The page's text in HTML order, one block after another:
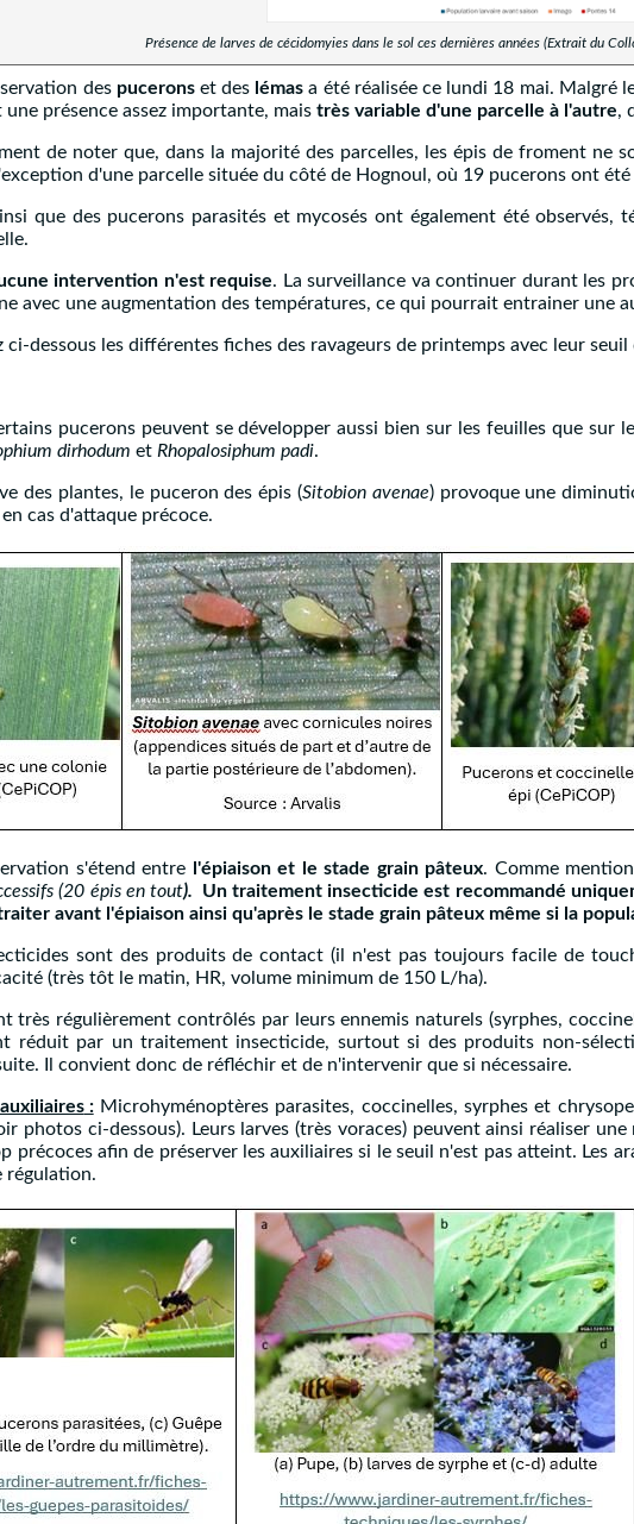
Présence de larves de cécidomyies dans le sol ces dernières années (Extrait du
des puceronset des lémas a été réalisée ce lundi 18 mai. Malgré
présence assez importante, mais très variable d'une parcelle à l'autre,
de noter que, dans la majorité des parcelles, les épis de froment ne
d'une parcelle située du côté de Hognoul, où 19 pucerons ont
que des pucerons parasités et mycosés ont également été
intervention n'est requise. La surveillance va continuer durant les
avec une augmentation des températures, ce qui pourrait entrainer une
ci-dessous les différentes fiches des ravageurs de printemps avec leur
pucerons peuvent se développer aussi bien sur les feuilles que sur
dirhodum et Rhopalosiphum padi.
des plantes, le puceron des épis (Sitobion avenae) provoque une
cas d'attaque précoce.
s'étend entre l'épiaison et le stade grain pâteux. Comme
(20 épis en tout). Un traitement insecticide est recommandé
avant l'épiaison ainsi qu'après le stade grain pâteux même si la
sont des produits de contact (il n'est pas toujours facile de
(très tôt le matin, HR, volume minimum de 150 L/ha).
très régulièrement contrôlés par leurs ennemis naturels (syrphes,
réduit par un traitement insecticide, surtout si des produits non-
Il convient donc de réfléchir et de n'intervenir que si nécessaire.
:Microhyménoptères parasites, coccinelles, syrphes et
photos ci-dessous). Leurs larves (très voraces) peuvent ainsi réaliser
précoces afin de préserver les auxiliaires si le seuil n'est pas atteint. Les
régulation.